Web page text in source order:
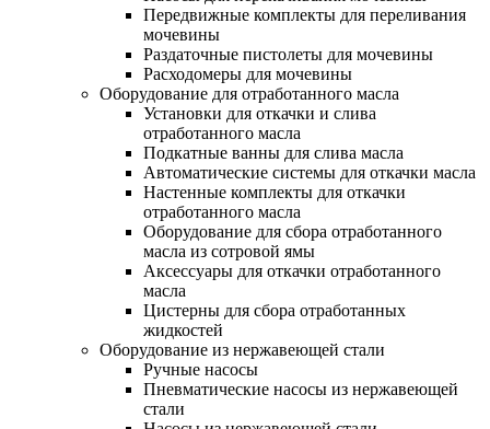
Передвижные комплекты для переливания
мочевины
Раздаточные пистолеты для мочевины
Расходомеры для мочевины
Оборудование для отработанного масла
Установки для откачки и слива
отработанного масла
Подкатные ванны для слива масла
Автоматические системы для откачки масла
Настенные комплекты для откачки
отработанного масла
Оборудование для сбора отработанного
масла из сотровой ямы
Аксессуары для откачки отработанного
масла
Цистерны для сбора отработанных
жидкостей
Оборудование из нержавеющей стали
Ручные насосы
Пневматические насосы из нержавеющей
стали